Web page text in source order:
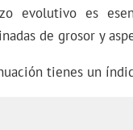
evolutivo es
de grosor y
tienes un